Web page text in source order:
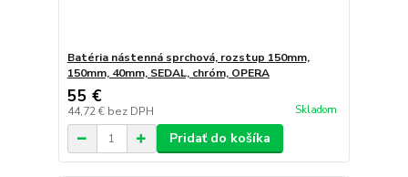
Batéria nástenná sprchová, rozstup 150mm,
150mm, 40mm, SEDAL, chróm, OPERA
55 €
44,72 € bez DPH Skladom
Pridať do košíka